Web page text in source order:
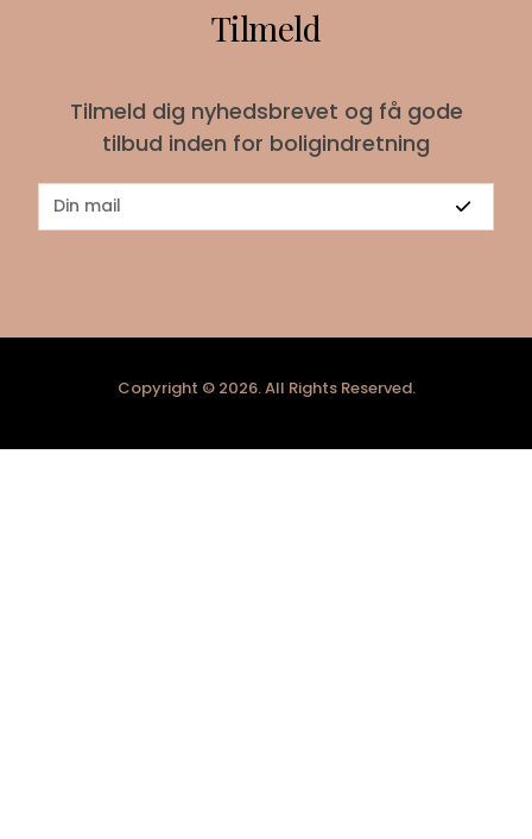
Tilmeld
Tilmeld dig nyhedsbrevet og få gode
tilbud inden for boligindretning
Copyright © 2026. All Rights Reserved.